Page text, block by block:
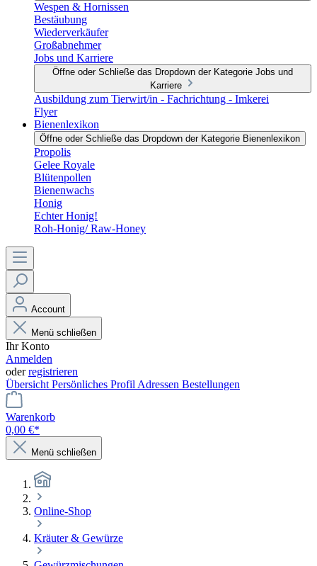
Wespen & Hornissen
Bestäubung
Wiederverkäufer
Großabnehmer
Jobs und Karriere
Öffne oder Schließe das Dropdown der Kategorie Jobs und
Karriere
Ausbildung zum Tierwirt/in - Fachrichtung - Imkerei
Flyer
Bienenlexikon
Öffne oder Schließe das Dropdown der Kategorie Bienenlexikon
Propolis
Gelee Royale
Blütenpollen
Bienenwachs
Honig
Echter Honig!
Roh-Honig/ Raw-Honey
Account
Menü schließen
Ihr Konto
Anmelden
oderregistrieren
Übersicht Persönliches Profil Adressen Bestellungen
Warenkorb
0,00 €*
Menü schließen
Online-Shop
Kräuter & Gewürze